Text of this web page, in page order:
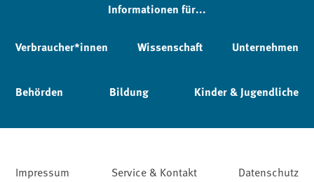
Informationen für...
Verbraucher*innen Wissenschaft Unternehmen
Behörden Bildung Kinder & Jugendliche
Impressum Service & Kontakt
Datenschutz